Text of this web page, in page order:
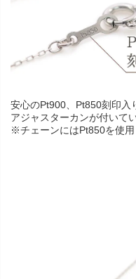
安心のPt900、Pt850刻印入
アジャスターカンが付いて
※チェーンにはPt850を使用